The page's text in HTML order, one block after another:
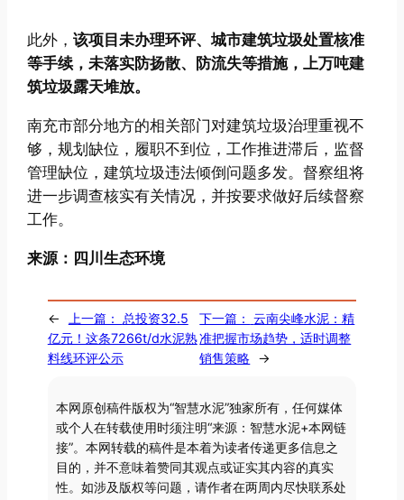
此外，该项目未办理环评、城市建筑垃圾处置核准
等手续，未落实防扬散、防流失等措施，上万吨建
筑垃圾露天堆放。
南充市部分地方的相关部门对建筑垃圾治理重视不
够，规划缺位，履职不到位，工作推进滞后，监督
管理缺位，建筑垃圾违法倾倒问题多发。督察组将
进一步调查核实有关情况，并按要求做好后续督察
工作。
来源：四川生态环境
← 上一篇： 总投资32.5
亿元！这条7266t/d水泥熟
料线环评公示
下一篇：
云南尖峰水泥：精
准把握市场趋势，适时调整
销售策略 →
本网原创稿件版权为“智慧水泥”独家所有，任何媒体
或个人在转载使用时须注明“来源：智慧水泥+本网链
接”。本网转载的稿件是本着为读者传递更多信息之
目的，并不意味着赞同其观点或证实其内容的真实
性。如涉及版权等问题，请作者在两周内尽快联系处